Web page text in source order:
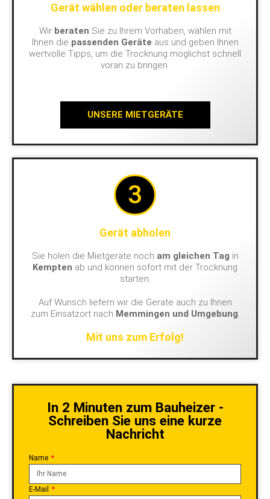
Gerät wählen oder beraten lassen
Wir beraten Sie zu Ihrem Vorhaben, wählen mit
Ihnen die passenden Geräte aus und geben Ihnen
wertvolle Tipps, um die Trocknung möglichst schnell
voran zu bringen.
UNSERE MIETGERÄTE
3
Gerät abholen
Sie holen die Mietgeräte noch am gleichen Tag in
Kempten ab und können sofort mit der Trocknung
starten.
Auf Wunsch liefern wir die Geräte auch zu Ihnen
zum Einsatzort nach Memmingen und Umgebung.
Mit uns zum Erfolg!
In 2 Minuten zum Bauheizer -
Schreiben Sie uns eine kurze
Nachricht
Name
E-Mail